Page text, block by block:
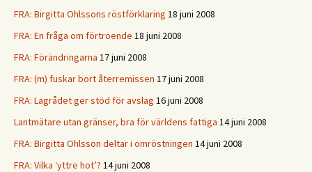
FRA: Birgitta Ohlssons röstförklaring 18 juni 2008
FRA: En fråga om förtroende 18 juni 2008
FRA: Förändringarna 17 juni 2008
FRA: (m) fuskar bort återremissen 17 juni 2008
FRA: Lagrådet ger stöd för avslag 16 juni 2008
Lantmätare utan gränser, bra för världens fattiga 14 juni 2008
FRA: Birgitta Ohlsson deltar i omröstningen 14 juni 2008
FRA: Vilka ‘yttre hot’? 14 juni 2008